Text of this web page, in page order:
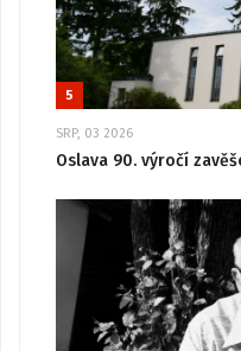
5
SRP, 03 2026
Oslava 90. výročí